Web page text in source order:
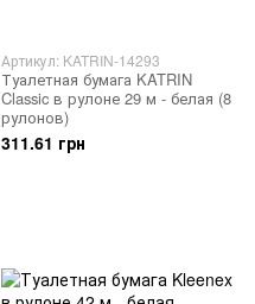
Артикул: KATRIN-14293
Туалетная бумага KATRIN
Classic в рулоне 29 м - белая (8
рулонов)
311.61 грн